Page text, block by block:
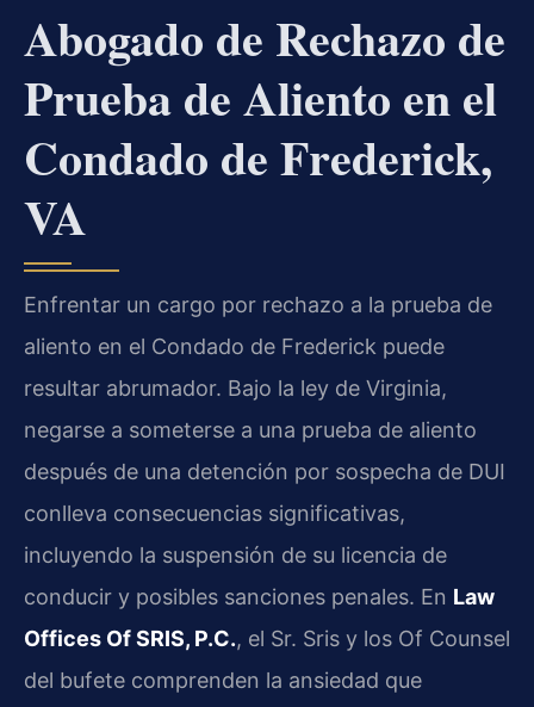
Abogado de Rechazo de
Prueba de Aliento en el
Condado de Frederick,
VA
Enfrentar un cargo por rechazo a la prueba de
aliento en el Condado de Frederick puede
resultar abrumador. Bajo la ley de Virginia,
negarse a someterse a una prueba de aliento
después de una detención por sospecha de DUI
conlleva consecuencias significativas,
incluyendo la suspensión de su licencia de
conducir y posibles sanciones penales. En Law
Offices Of SRIS, P.C., el Sr. Sris y los Of Counsel
del bufete comprenden la ansiedad que